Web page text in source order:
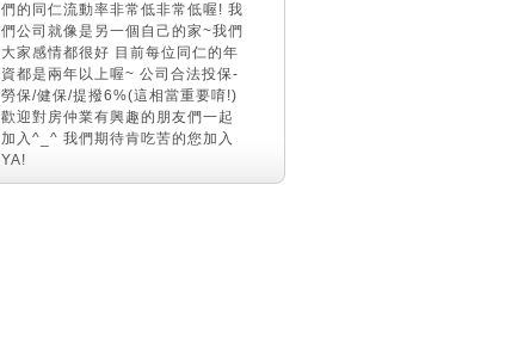
們的同仁流動率非常低非常低喔! 我
們公司就像是另一個自己的家~我們
大家感情都很好 目前每位同仁的年
資都是兩年以上喔~ 公司合法投保-
勞保/健保/提撥6%(這相當重要唷!)
歡迎對房仲業有興趣的朋友們一起
加入^_^ 我們期待肯吃苦的您加入
YA!